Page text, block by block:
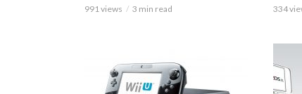
991 views 3 min read 334